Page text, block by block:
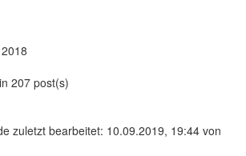
207 post(s)
zuletzt bearbeitet: 10.09.2019, 19:44 von